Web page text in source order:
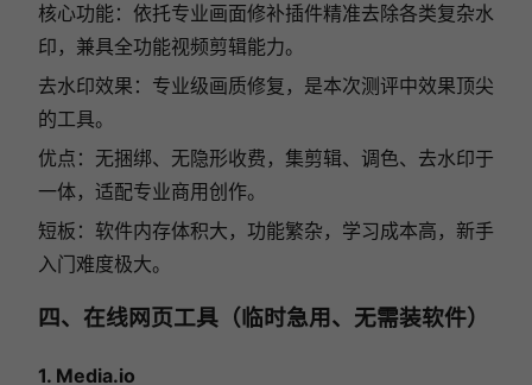
核心功能：依托专业画面修补插件精准去除各类复杂水
印，兼具全功能视频剪辑能力。
去水印效果：专业级画质修复，是本次测评中效果顶尖
的工具。
优点：无捆绑、无隐形收费，集剪辑、调色、去水印于
一体，适配专业商用创作。
短板：软件内存体积大，功能繁杂，学习成本高，新手
入门难度极大。
四、在线网页工具（临时急用、无需装软件）
1. Media.io